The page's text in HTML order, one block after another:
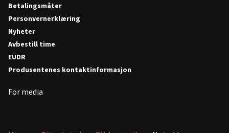
Betalingsmåter
Personvernerklæring
Nyheter
Avbestill time
EUDR
Produsentenes kontaktinformasjon
For media